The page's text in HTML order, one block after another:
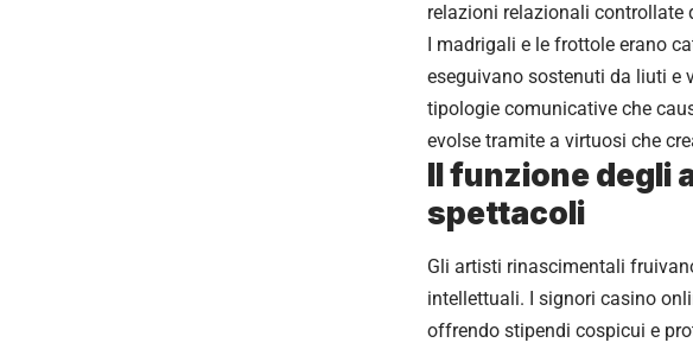
relazioni relazionali controllate
I madrigali e le frottole erano
eseguivano sostenuti da liuti e
tipologie comunicative che
evolse tramite a virtuosi che
Il funzione degli
spettacoli
Gli artisti rinascimentali
intellettuali. I signori casino
offrendo stipendi cospicui e